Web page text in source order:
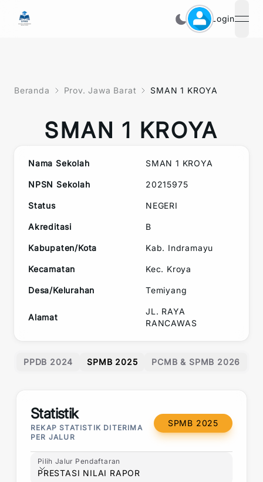
Login
Beranda Prov. Jawa Barat SMAN 1 KROYA
SMAN 1 KROYA
Nama Sekolah SMAN 1 KROYA
NPSN Sekolah 20215975
Status NEGERI
Akreditasi B
Kabupaten/Kota Kab. Indramayu
Kecamatan Kec. Kroya
Desa/Kelurahan Temiyang
Alamat
JL. RAYA
RANCAWAS
PPDB 2024 SPMB 2025 PCMB & SPMB 2026
Statistik
REKAP STATISTIK DITERIMA
PER JALUR
SPMB 2025
Pilih Jalur Pendaftaran
Pilih Jalur Pendaftaran
PRESTASI NILAI RAPOR